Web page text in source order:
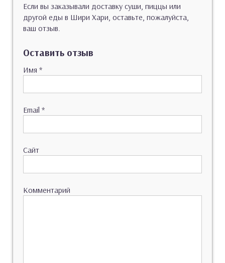
Если вы заказывали доставку суши, пиццы или
другой еды в Шири Хари, оставьте, пожалуйста,
ваш отзыв.
Оставить отзыв
Имя *
Email *
Сайт
Комментарий